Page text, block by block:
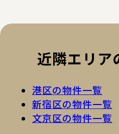
近隣エリア
港区の物件一覧
新宿区の物件一覧
文京区の物件一覧